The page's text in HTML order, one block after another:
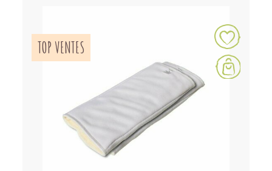
TOP VENTES